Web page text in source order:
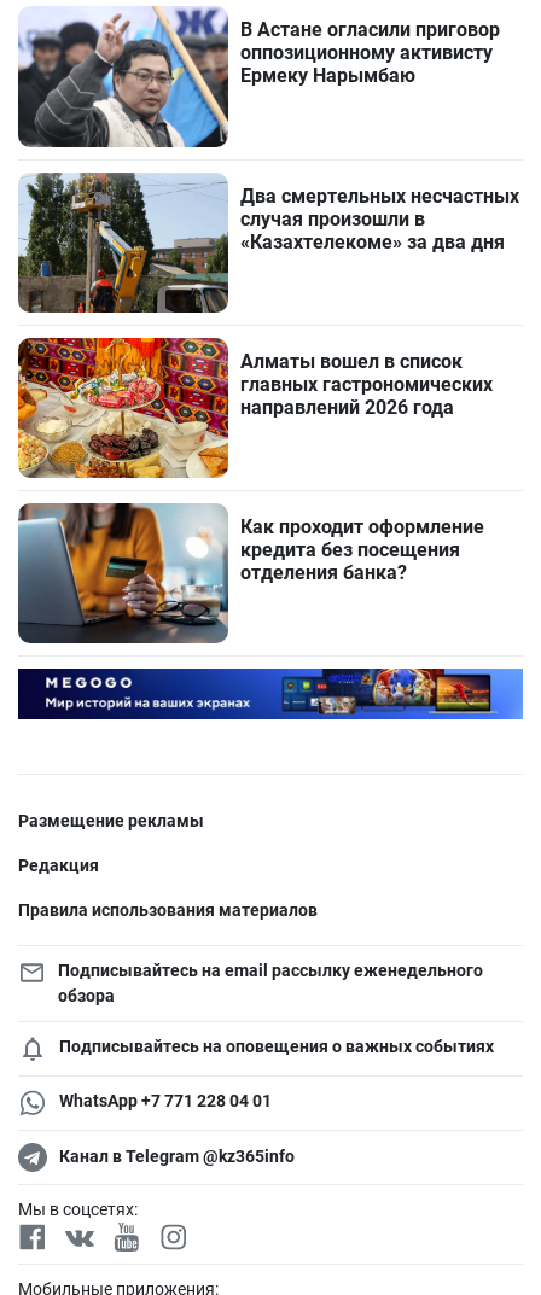
В Астане огласили приговор
оппозиционному активисту
Ермеку Нарымбаю
Два смертельных несчастных
случая произошли в
«Казахтелекоме» за два дня
Алматы вошел в список
главных гастрономических
направлений 2026 года
Как проходит оформление
кредита без посещения
отделения банка?
Размещение рекламы
Редакция
Правила использования материалов
Подписывайтесь на email рассылку еженедельного
обзора
Подписывайтесь на оповещения о важных событиях
WhatsApp +7 771 228 04 01
Канал в Telegram @kz365info
Мы в соцсетях:
Мобильные приложения: